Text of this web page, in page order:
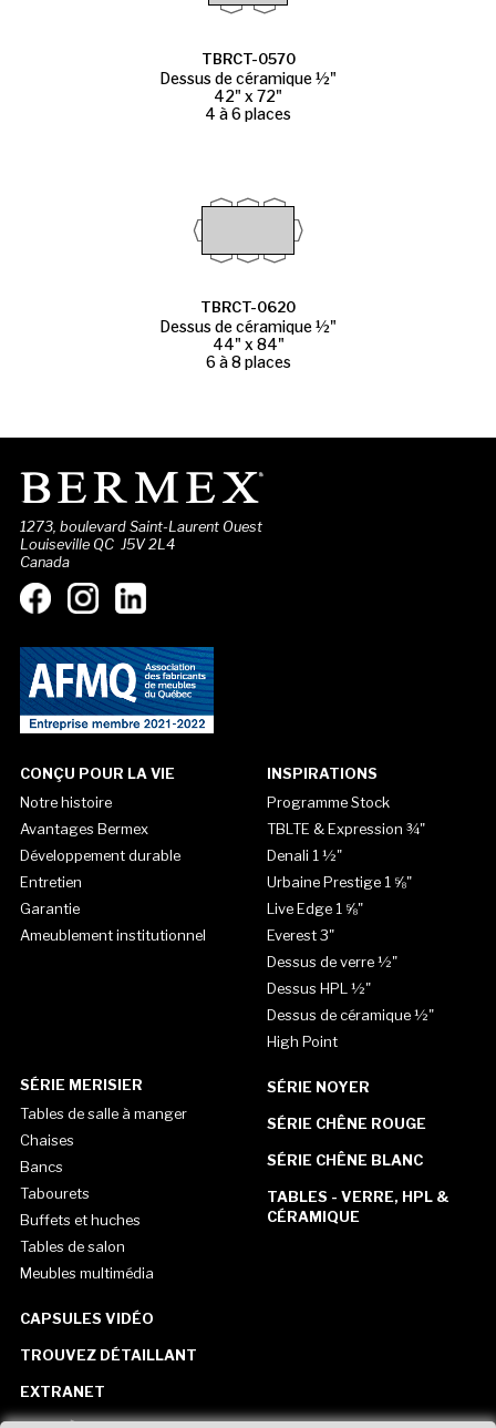
TBRCT-0570
Dessus de céramique ½"
42" x 72"
4 à 6 places
TBRCT-0620
Dessus de céramique ½"
44" x 84"
6 à 8 places
1273, boulevard Saint-Laurent Ouest
Louiseville QC J5V 2L4
Canada
CONÇU POUR LA VIE
Notre histoire
Avantages Bermex
Développement durable
Entretien
Garantie
Ameublement institutionnel
INSPIRATIONS
Programme Stock
TBLTE & Expression ¾"
Denali 1 ½"
Urbaine Prestige 1 ⅝"
Live Edge 1 ⅝"
Everest 3"
Dessus de verre ½"
Dessus HPL ½"
Dessus de céramique ½"
High Point
SÉRIE MERISIER
Tables de salle à manger
Chaises
Bancs
Tabourets
Buffets et huches
Tables de salon
Meubles multimédia
SÉRIE NOYER
SÉRIE CHÊNE ROUGE
SÉRIE CHÊNE BLANC
TABLES - VERRE, HPL &
CÉRAMIQUE
CAPSULES VIDÉO
TROUVEZ DÉTAILLANT
EXTRANET